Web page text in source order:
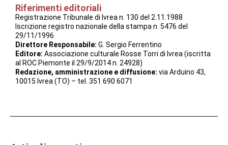
Riferimenti editoriali
Registrazione Tribunale di Ivrea n. 130 del 2.11.1988
Iscrizione registro nazionale della stampa n. 5476 del
29/11/1996
Direttore Responsabile: G. Sergio Ferrentino
Editore: Associazione culturale Rosse Torri di Ivrea (iscritta
al ROC Piemonte il 29/9/2014 n. 24928)
Redazione, amministrazione e diffusione: via Arduino 43,
10015 Ivrea (TO) – tel. 351 690 6071